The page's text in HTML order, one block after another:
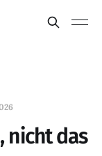
nicht das